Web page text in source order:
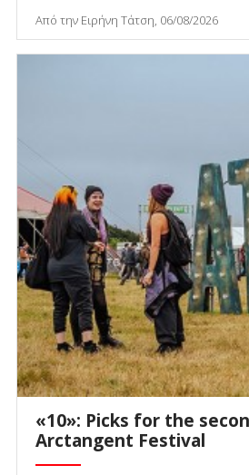
Από την Ειρήνη Τάτση, 06/08/2026
«10»: Picks for the
Arctangent Festival